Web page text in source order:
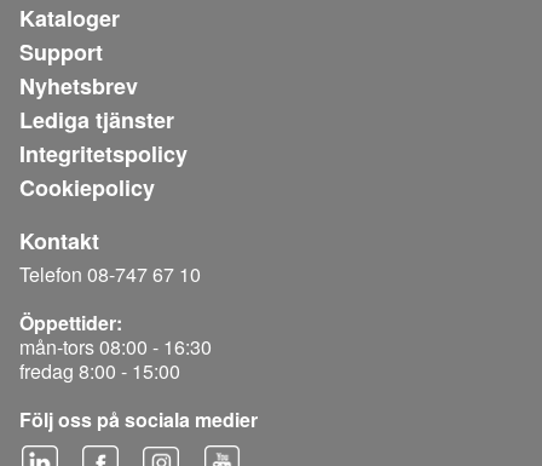
Kataloger
Support
Nyhetsbrev
Lediga tjänster
Integritetspolicy
Cookiepolicy
Kontakt
Telefon 08-747 67 10
Öppettider:
mån-tors 08:00 - 16:30
fredag 8:00 - 15:00
Följ oss på sociala medier